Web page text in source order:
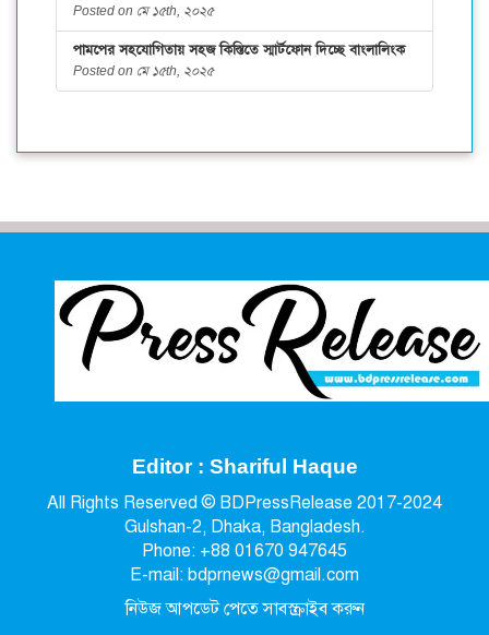
Posted on মে ১৫th, ২০২৫
পামপের সহযোগিতায় সহজ কিস্তিতে স্মার্টফোন দিচ্ছে বাংলালিংক
Posted on মে ১৫th, ২০২৫
Editor : Shariful Haque
All Rights Reserved © BDPressRelease 2017-2024
Gulshan-2, Dhaka, Bangladesh.
Phone: +88 01670 947645
E-mail: bdprnews@gmail.com
নিউজ আপডেট পেতে সাবস্ক্রাইব করুন